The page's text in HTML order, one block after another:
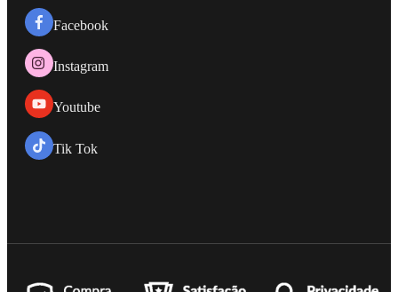
Facebook
Instagram
Youtube
Tik Tok